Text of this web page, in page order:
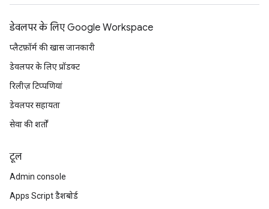
डेवलपर के लिए Google Workspace
प्लैटफ़ॉर्म की खास जानकारी
डेवलपर के लिए प्रॉडक्ट
रिलीज़ टिप्पणियां
डेवलपर सहायता
सेवा की शर्तों
टूल
Admin console
Apps Script डैशबोर्ड